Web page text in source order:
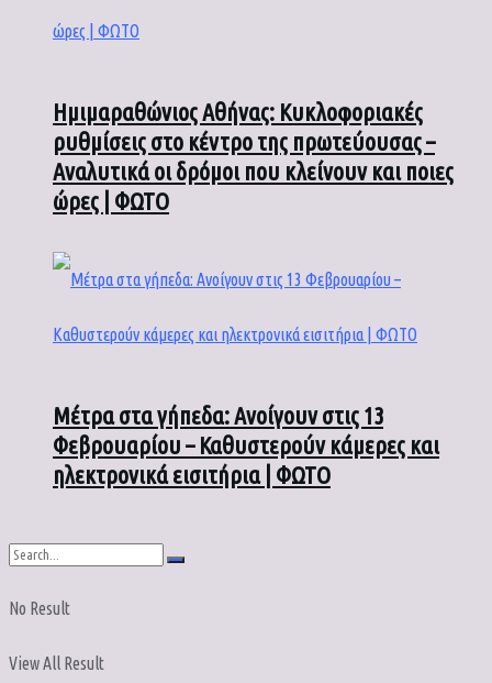
Ημιμαραθώνιος Αθήνας: Κυκλοφοριακές
ρυθμίσεις στο κέντρο της πρωτεύουσας –
Αναλυτικά οι δρόμοι που κλείνουν και ποιες
ώρες | ΦΩΤΟ
Μέτρα στα γήπεδα: Ανοίγουν στις 13
Φεβρουαρίου – Καθυστερούν κάμερες και
ηλεκτρονικά εισιτήρια | ΦΩΤΟ
No Result
View All Result